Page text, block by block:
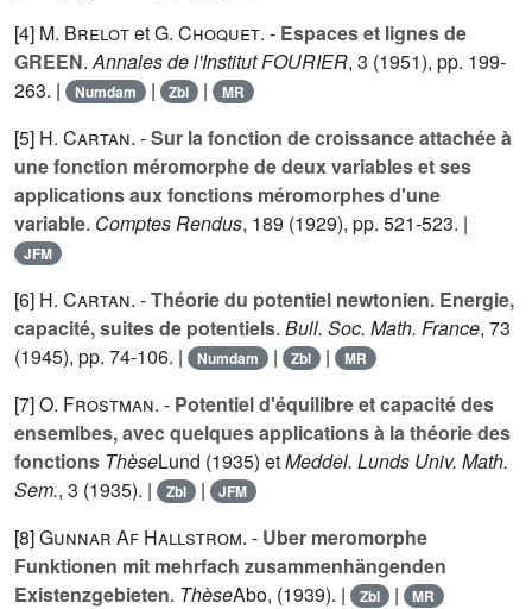
[4] M. BrelotetG. Choquet. - Espaces et lignes de
GREEN.Annales de l'Institut FOURIER, 3 (1951), pp. 199-
263. |
Numdam | Zbl | MR
[5] H. Cartan. -Sur la fonction de croissance attachée à
une fonction méromorphe de deux variables et ses
applications aux fonctions méromorphes d'une
variable. Comptes Rendus, 189 (1929), pp. 521-523. |
JFM
[6] H. Cartan. -Théorie du potentiel newtonien. Energie,
capacité, suites de potentiels. Bull. Soc. Math. France, 73
(1945), pp. 74-106. |
Numdam | Zbl | MR
[7]O. Frostman. - Potentiel d'équilibre et capacité des
ensemlbes, avec quelques applications à la théorie des
fonctions ThèseLund (1935) etMeddel. Lunds Univ. Math.
Sem., 3 (1935). | Zbl | JFM
[8]Gunnar Af Hallstrom. - Uber meromorphe
Funktionen mit mehrfach zusammenhängenden
Existenzgebieten. ThèseAbo, (1939). | Zbl | MR